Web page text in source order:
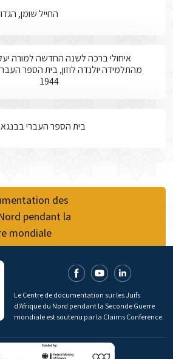
החייל שומן,
איחולי ברכה לשנה החדשה למורה
מהתלמידה יולנדה לוזון, בית הספר
1944
בית הספר העברי בבנגאזי,
des
pendant la
mondiale
Le Centre de documentation sur les Juifs
d'Afrique du Nord pendant la Seconde Guerre
mondiale est soutenu par la Claims Conference.